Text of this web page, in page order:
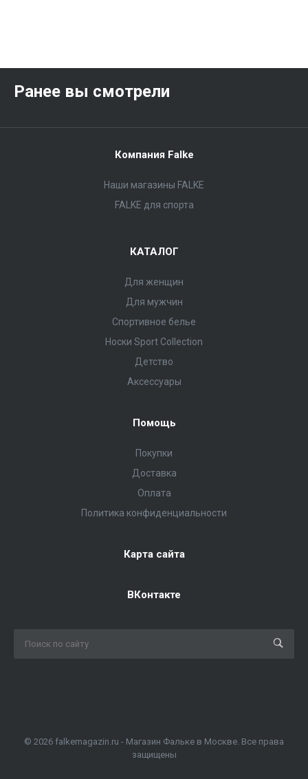
Ранее вы смотрели
Компания Falke
Наши магазины FALKE
FALKE для спорта
КАТАЛОГ
Для женщин
Для мужчин
Спортивное белье
Носки Sport Collection
Детство
Аксессуары
Помощь
Покупки
Доставка
Оплата
Политика конфиденциальности
Карта сайта
ВКонтакте
© 2026 falkemagazin.ru - Магазин Фальке в Москве. Все права
защищены